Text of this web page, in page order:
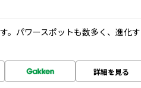
。パワースポットも数多く、進化す
詳細を見る